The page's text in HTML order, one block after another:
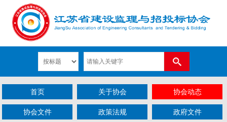
首页 关于协会 协会动态
协会文件 政策法规 政府文件